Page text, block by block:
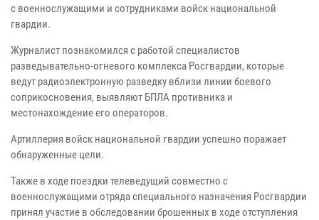
с военнослужащими и сотрудниками войск национальной
гвардии.
Журналист познакомился с работой специалистов
разведывательно-огневого комплекса Росгвардии, которые
ведут радиоэлектронную разведку вблизи линии боевого
соприкосновения, выявляют БПЛА противника и
местонахождение его операторов.
Артиллерия войск национальной гвардии успешно поражает
обнаруженные цели.
Также в ходе поездки телеведущий совместно с
военнослужащими отряда специального назначения Росгвардии
принял участие в обследовании брошенных в ходе отступления